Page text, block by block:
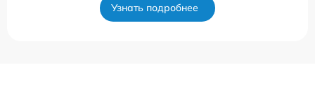
Узнать подробнее